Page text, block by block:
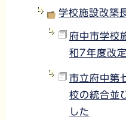
学校施設改築
府中市学校
和7年度改
市立府中第
校の統合並
した